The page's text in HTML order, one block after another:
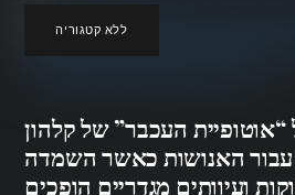
ללא קטגוריה
“אוטופיית העכבר” של קלהון
האנושות כאשר השמדה
ועיוותים מגדריים הופכים